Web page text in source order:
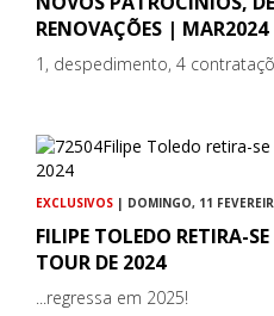
RENOVAÇÕES | MAR2024
1, despedimento, 4
EXCLUSIVOS | DOMINGO, 11
FILIPE TOLEDO RETIRA-
TOUR DE 2024
...regressa em 2025!